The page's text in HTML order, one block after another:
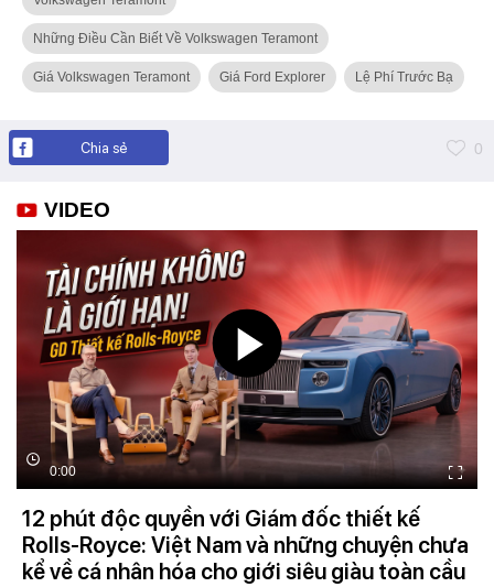
Những Điều Cần Biết Về Volkswagen Teramont
Giá Volkswagen Teramont Giá Ford Explorer Lệ Phí Trước Bạ
Chia sẻ 0
VIDEO
0:00
12 phút độc quyền với Giám đốc thiết kế
Rolls-Royce: Việt Nam và những chuyện chưa
kể về cá nhân hóa cho giới siêu giàu toàn cầu